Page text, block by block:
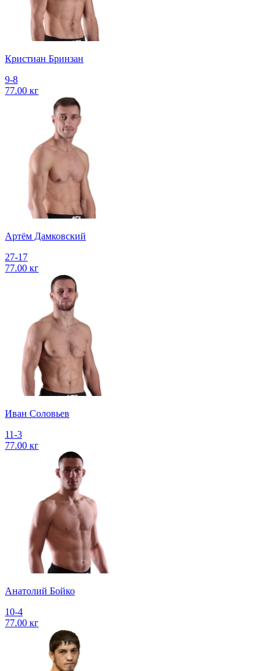
Кристиан Бринзан
9-8
77.00 кг
Артём Дамковский
27-17
77.00 кг
Иван Соловьев
11-3
77.00 кг
Анатолий Бойко
10-4
77.00 кг